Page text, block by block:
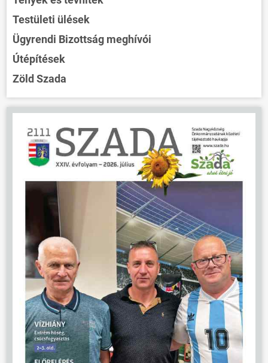
Testületi ülések
Ügyrendi Bizottság meghívói
Útépítések
Zöld Szada